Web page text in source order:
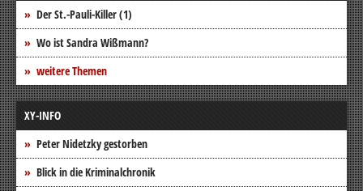
Der St.-Pauli-Killer (1)
Wo ist Sandra Wißmann?
weitere Themen
XY-INFO
Peter Nidetzky gestorben
Blick in die Kriminalchronik